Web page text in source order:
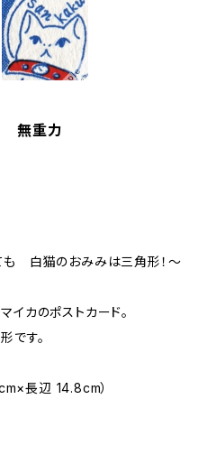
無重力
も 白猫のおみみは三角形！～
イカのポストカード。
です。
長辺 14.8cm）